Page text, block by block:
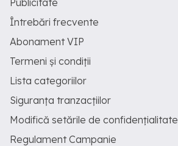
Publicitate
Întrebări frecvente
Abonament VIP
Termeni și condiții
Lista categoriilor
Siguranța tranzacțiilor
Modifică setările de confidențialitate
Regulament Campanie